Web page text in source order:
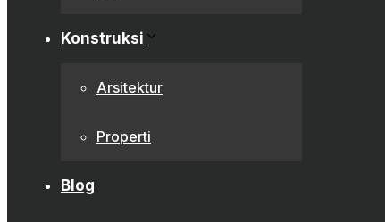
Konstruksi
Arsitektur
Properti
Blog